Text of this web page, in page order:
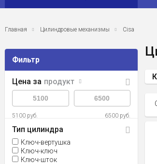
Главная Цилиндровые механизмы Cisa
Фильтр
Цена за продукт
5100 руб. 6500 руб.
Тип цилиндра
Ключ-вертушка
Ключ-ключ
Ключ-шток